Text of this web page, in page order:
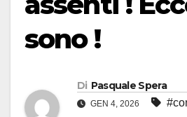
sono !
Di Pasquale Spera
GEN 4, 2026